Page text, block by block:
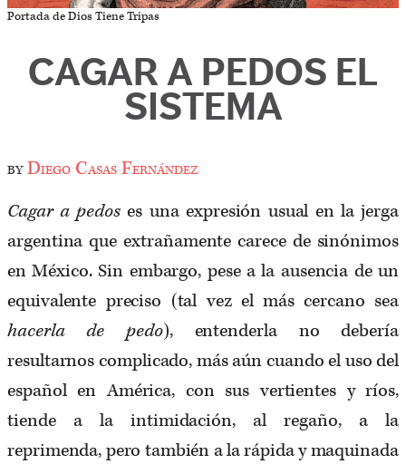
Portada de Dios Tiene Tripas
CAGAR A PEDOS EL
SISTEMA
byDiego Casas Fernández
Cagar a pedos es una expresión usual en la jerga
argentina que extrañamente carece de sinónimos
en México. Sin embargo, pese a la ausencia de un
equivalente preciso (tal vez el más cercano sea
hacerla de pedo), entenderla no debería
resultarnos complicado, más aún cuando el uso del
español en América, con sus vertientes y ríos,
tiende a la intimidación, al regaño, a la
reprimenda, pero también a la rápida y maquinada